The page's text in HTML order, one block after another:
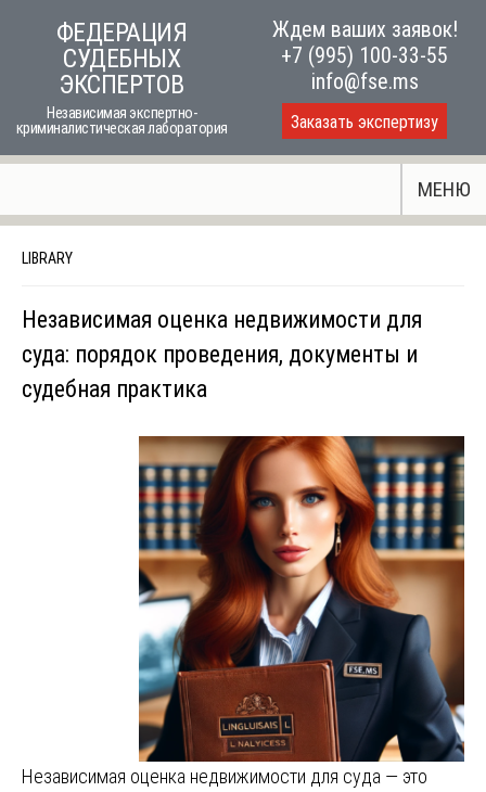
ФЕДЕРАЦИЯ
СУДЕБНЫХ
ЭКСПЕРТОВ
Независимая экспертно-
криминалистическая лаборатория
Ждем ваших заявок!
+7 (995) 100-33-55
info@fse.ms
Заказать экспертизу
МЕНЮ
LIBRARY
Независимая оценка недвижимости для
суда: порядок проведения, документы и
судебная практика
Независимая оценка недвижимости для суда — это